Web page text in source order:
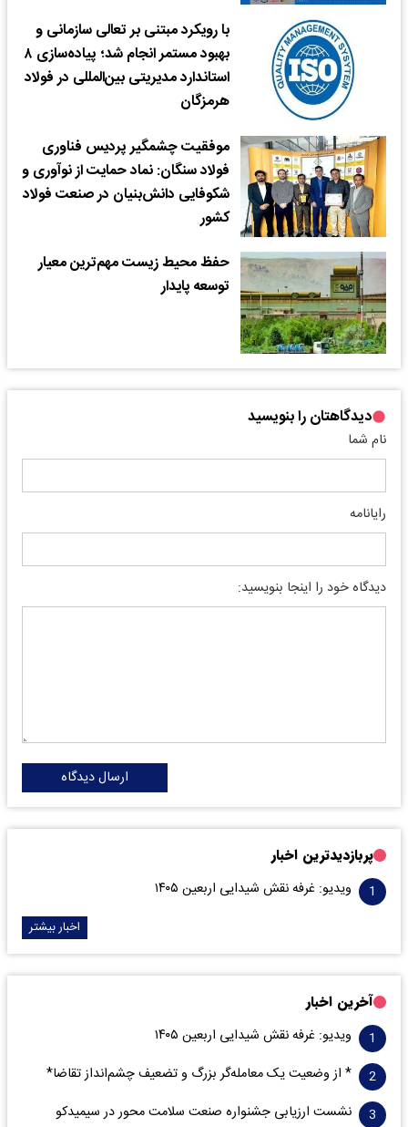
با رویکرد مبتنی بر تعالی سازمانی و
بهبود مستمر انجام شد؛ پیاده‌سازی ۸
استاندارد مدیریتی بین‌المللی در فولاد
هرمزگان
موفقیت چشمگیر پردیس فناوری
فولاد سنگان: نماد حمایت از نوآوری و
شکوفایی دانش‌بنیان در صنعت فولاد
کشور
حفظ محیط‌ زیست مهم‌ترین معیار
توسعه پایدار
دیدگاهتان را بنویسید
نام شما
رایانامه
دیدگاه خود را اینجا بنویسید:
ارسال دیدگاه
پربازدیدترین اخبار
ویدیو: غرفه نقش شیدایی اربعین ۱۴۰۵
اخبار بیشتر
آخرین اخبار
ویدیو: غرفه نقش شیدایی اربعین ۱۴۰۵
* از وضعیت یک معامله‌گر بزرگ و تضعیف چشم‌انداز تقاضا*
نشست ارزیابی جشنواره صنعت سلامت‌ محور در سیمیدکو